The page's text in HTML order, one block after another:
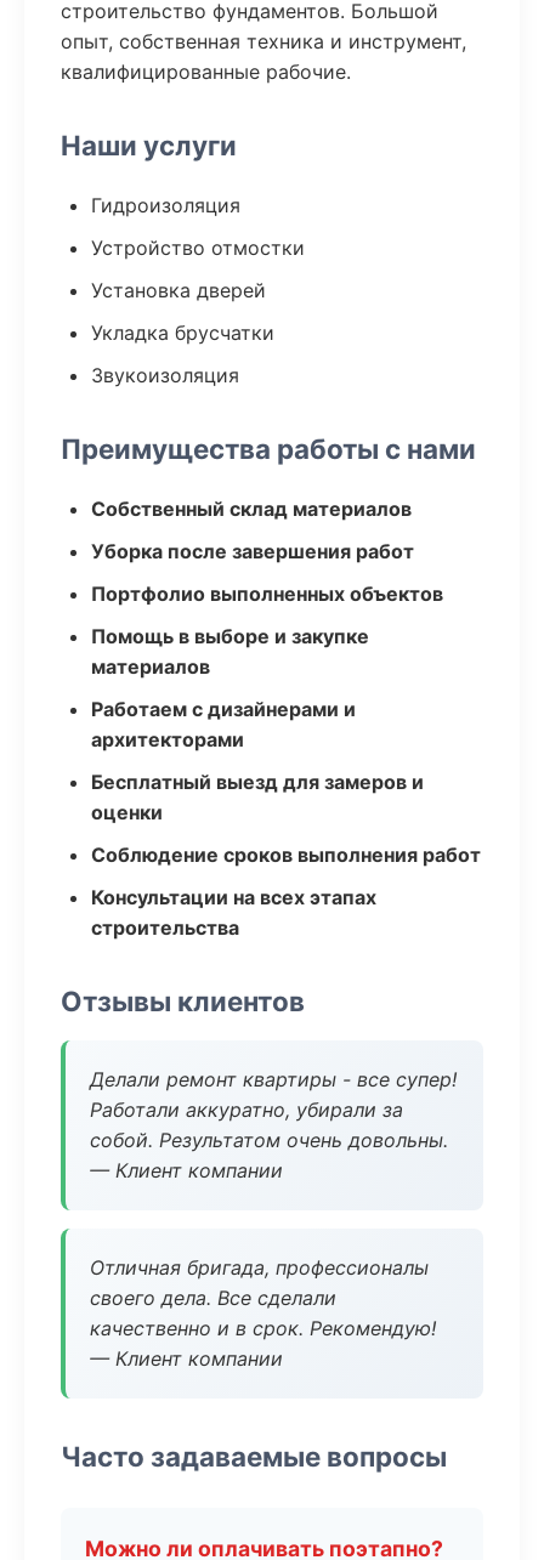
строительство фундаментов. Большой
опыт, собственная техника и инструмент,
квалифицированные рабочие.
Наши услуги
Гидроизоляция
Устройство отмостки
Установка дверей
Укладка брусчатки
Звукоизоляция
Преимущества работы с нами
Собственный склад материалов
Уборка после завершения работ
Портфолио выполненных объектов
Помощь в выборе и закупке
материалов
Работаем с дизайнерами и
архитекторами
Бесплатный выезд для замеров и
оценки
Соблюдение сроков выполнения работ
Консультации на всех этапах
строительства
Отзывы клиентов
Делали ремонт квартиры - все супер!
Работали аккуратно, убирали за
собой. Результатом очень довольны.
— Клиент компании
Отличная бригада, профессионалы
своего дела. Все сделали
качественно и в срок. Рекомендую!
— Клиент компании
Часто задаваемые вопросы
Можно ли оплачивать поэтапно?